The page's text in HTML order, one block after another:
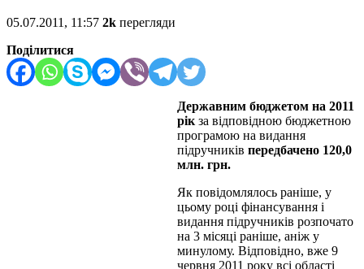
05.07.2011, 11:57 2k перегляди
Поділитися
Державним бюджетом на 2011
рік за відповідною бюджетною
програмою на видання
підручників передбачено 120,0
млн. грн.
Як повідомлялось раніше, у
цьому році фінансування і
видання підручників розпочато
на 3 місяці раніше, аніж у
минулому. Відповідно, вже 9
червня 2011 року всі області